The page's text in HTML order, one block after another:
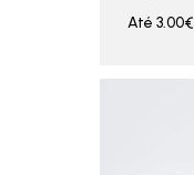
Até 3.00€